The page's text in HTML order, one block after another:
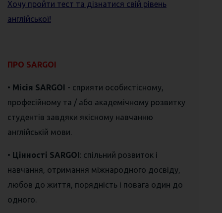
Хочу пройти тест та дізнатися свій рівень
англійської!
ПРО SARGOI
• Місія SARGOI - сприяти особистісному,
професійному та / або академічному розвитку
студентів завдяки якісному навчанню
англійській мови.
• Цінності SARGOI: спільний розвиток і
навчання, отримання міжнародного досвіду,
любов до життя, порядність і повага один до
одного.